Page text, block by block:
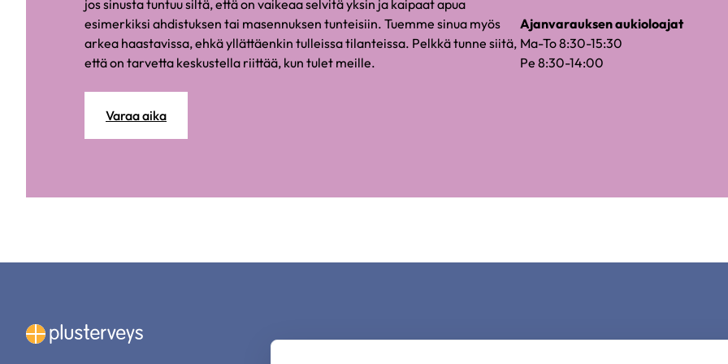
jos sinusta tuntuu siltä, että on vaikeaa selvitä yksin ja kaipaat apua
esimerkiksi ahdistuksen tai masennuksen tunteisiin. Tuemme sinua myös
arkea haastavissa, ehkä yllättäenkin tulleissa tilanteissa. Pelkkä tunne siitä,
että on tarvetta keskustella riittää, kun tulet meille.
Varaa aika
Ajanvarauksen aukioloajat
Ma-To 8:30-15:30
Pe 8:30-14:00